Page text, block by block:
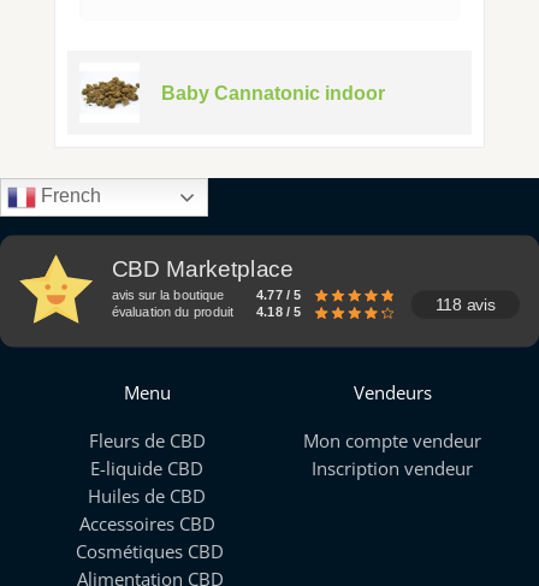
Baby Cannatonic indoor
French
CBD Marketplace
avis sur la boutique
4.77 / 5
évaluation du produit
4.18 / 5 118 avis
Menu
Fleurs de CBD
E-liquide CBD
Huiles de CBD
Accessoires CBD
Cosmétiques CBD
Alimentation CBD
Vendeurs
Mon compte vendeur
Inscription vendeur